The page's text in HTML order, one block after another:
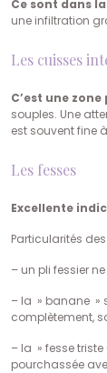
Ce sont dans
une infiltration
Les cuisses
C’est une
souples. Une
est souvent fine
Les fesses
Excellente
Particularités
– un pli fessier
– la » banane »
complètement,
– la » fesse
pourchassée